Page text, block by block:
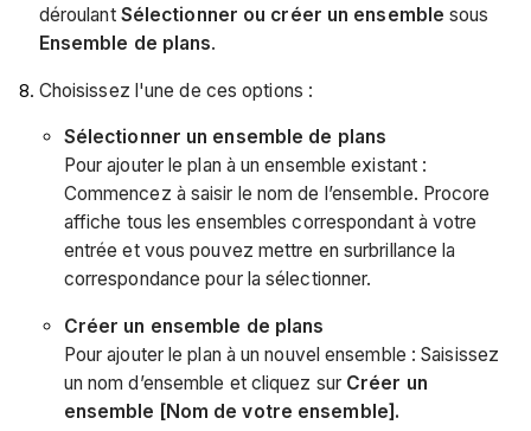
déroulant Sélectionner ou créer un ensemble sous
Ensemble de plans.
Choisissez l'une de ces options :
Sélectionner un ensemble de plans
Pour ajouter le plan à un ensemble existant :
Commencez à saisir le nom de l’ensemble. Procore
affiche tous les ensembles correspondant à votre
entrée et vous pouvez mettre en surbrillance la
correspondance pour la sélectionner.
Créer un ensemble de plans
Pour ajouter le plan à un nouvel ensemble : Saisissez
un nom d’ensemble et cliquez sur Créer un
ensemble [Nom de votre ensemble].